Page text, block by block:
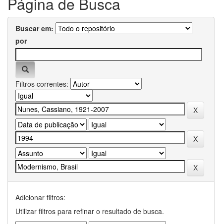
Buscar em:
por
Filtros correntes:
Adicionar filtros:
Utilizar filtros para refinar o resultado de busca.